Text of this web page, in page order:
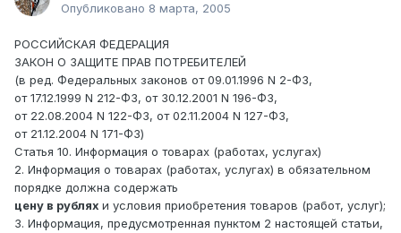
Опубликовано 8 марта, 2005
РОССИЙСКАЯ ФЕДЕРАЦИЯ
ЗАКОН О ЗАЩИТЕ ПРАВ ПОТРЕБИТЕЛЕЙ
(в ред. Федеральных законов от 09.01.1996 N 2-ФЗ,
от 17.12.1999 N 212-ФЗ, от 30.12.2001 N 196-ФЗ,
от 22.08.2004 N 122-ФЗ, от 02.11.2004 N 127-ФЗ,
от 21.12.2004 N 171-ФЗ)
Статья 10. Информация о товарах (работах, услугах)
2. Информация о товарах (работах, услугах) в обязательном
порядке должна содержать
цену в рублях и условия приобретения товаров (работ, услуг);
3. Информация, предусмотренная пунктом 2 настоящей статьи,